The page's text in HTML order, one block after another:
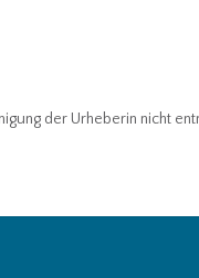
der Urheberin nicht